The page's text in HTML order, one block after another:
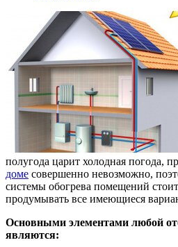
полугода царит холодная погода,
доме совершенно невозможно,
системы обогрева помещений
продумывать все имеющиеся
Основными элементами любой
являются: